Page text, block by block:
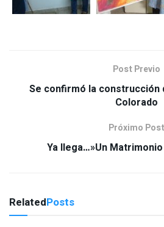
Post Previo
Se confirmó la construcción
Colorado
Próximo Post
Ya llega…»Un
RelatedPosts